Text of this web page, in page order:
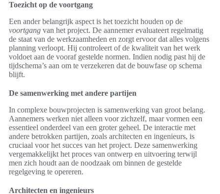
Toezicht op de voortgang
Een ander belangrijk aspect is het toezicht houden op de
voortgang van het project. De aannemer evaluateert regelmatig
de staat van de werkzaamheden en zorgt ervoor dat alles volgens
planning verloopt. Hij controleert of de kwaliteit van het werk
voldoet aan de vooraf gestelde normen. Indien nodig past hij de
tijdschema’s aan om te verzekeren dat de bouwfase op schema
blijft.
De samenwerking met andere partijen
In complexe bouwprojecten is samenwerking van groot belang.
Aannemers werken niet alleen voor zichzelf, maar vormen een
essentieel onderdeel van een groter geheel. De interactie met
andere betrokken partijen, zoals architecten en ingenieurs, is
cruciaal voor het succes van het project. Deze samenwerking
vergemakkelijkt het proces van ontwerp en uitvoering terwijl
men zich houdt aan de noodzaak om binnen de gestelde
regelgeving te opereren.
Architecten en ingenieurs